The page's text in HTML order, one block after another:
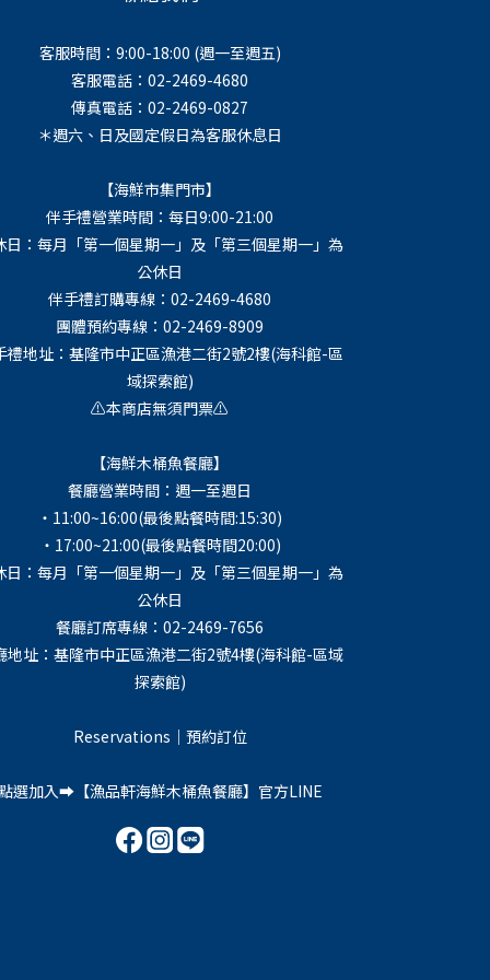
客服時間：9:00-18:00 (週一至週五)
客服電話：02-2469-4680
傳真電話：02-2469-0827
＊週六、日及國定假日為客服休息日
【海鮮市集門市】
伴手禮營業時間：每日9:00-21:00
日：每月「第一個星期一」及「第三個星期一」為
公休日
伴手禮訂購專線：02-2469-4680
團體預約專線：02-2469-8909
禮地址：基隆市中正區漁港二街2號2樓(海科館-區
域探索館)
⚠️本商店無須門票⚠️
【海鮮木桶魚餐廳】
餐廳營業時間：週一至週日
・11:00~16:00(最後點餐時間:15:30)
・17:00~21:00(最後點餐時間20:00)
日：每月「第一個星期一」及「第三個星期一」為
公休日
餐廳訂席專線：02-2469-7656
地址：基隆市中正區漁港二街2號4樓(海科館-區域
探索館)
Reservations｜預約訂位
選加入➡️【漁品軒海鮮木桶魚餐廳】官方LINE